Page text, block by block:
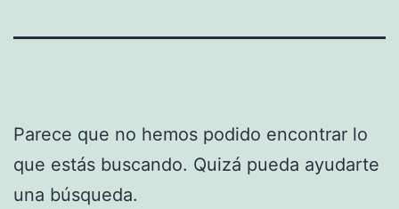
Parece que no hemos podido encontrar lo
que estás buscando. Quizá pueda ayudarte
una búsqueda.